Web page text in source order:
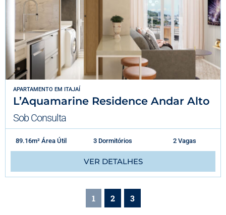
APARTAMENTO EM ITAJAÍ
L’Aquamarine Residence Andar Alto
Sob Consulta
89.16m² Área Útil 3 Dormitórios 2 Vagas
VER DETALHES
1 2 3